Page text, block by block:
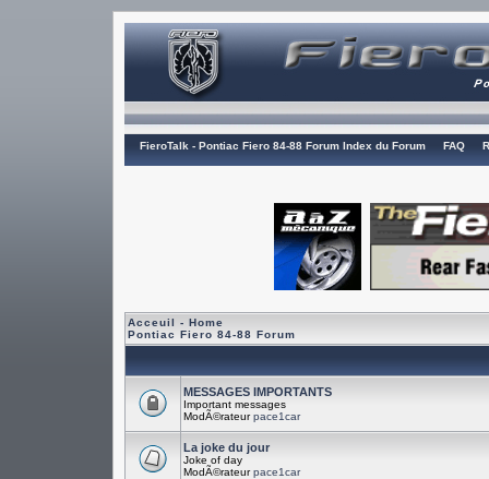
FieroTalk - Pontiac Fiero 84-88 Forum Index du Forum FAQ
Acceuil - Home
Pontiac Fiero 84-88 Forum
MESSAGES IMPORTANTS
Important messages
ModÃ©rateurpace1car
La joke du jour
Joke of day
ModÃ©rateurpace1car